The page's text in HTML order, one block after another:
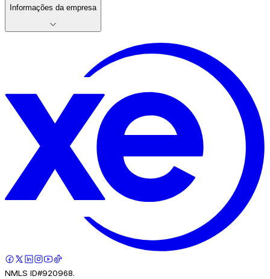
Informações da empresa
NMLS ID#920968.